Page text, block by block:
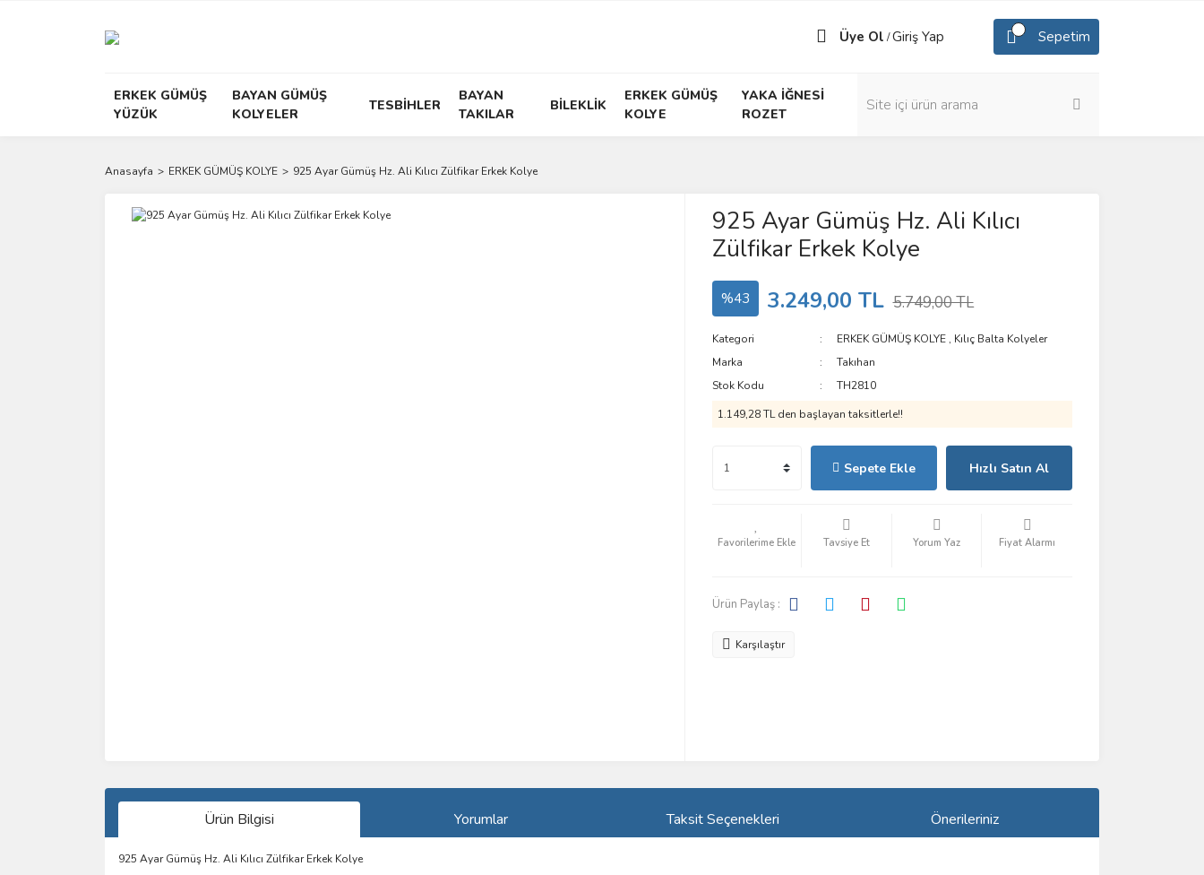
Üye Ol /Giriş Yap Sepetim
ERKEK GÜMÜŞ
YÜZÜK
BAYAN GÜMÜŞ
KOLYELER
TESBİHLER
BAYAN
TAKILAR
BİLEKLİK
ERKEK GÜMÜŞ
KOLYE
YAKA İĞNESİ
ROZET
Anasayfa ERKEK GÜMÜŞ KOLYE 925 Ayar Gümüş Hz. Ali Kılıcı Zülfikar Erkek Kolye
925 Ayar Gümüş Hz. Ali Kılıcı
Zülfikar Erkek Kolye
%43 3.249,00 TL 5.749,00 TL
Kategori ERKEK GÜMÜŞ KOLYE , Kılıç Balta Kolyeler
Marka
Takıhan
Stok Kodu
TH2810
1.149,28 TL den başlayan taksitlerle!!
Sepete Ekle Hızlı Satın Al
Tavsiye Et Yorum Yaz Fiyat Alarmı
Ürün Paylaş :
Karşılaştır
Ürün Bilgisi Yorumlar Taksit Seçenekleri Önerileriniz
925 Ayar Gümüş Hz. Ali Kılıcı Zülfikar Erkek Kolye